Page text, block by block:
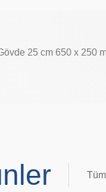
25 cm 650 x 250